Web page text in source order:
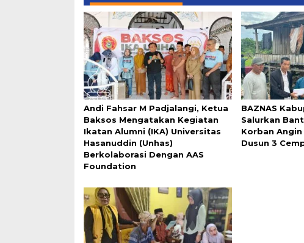
Andi Fahsar M Padjalangi, Ketua
Baksos Mengatakan Kegiatan
Ikatan Alumni (IKA) Universitas
Hasanuddin (Unhas)
Berkolaborasi Dengan AAS
Foundation
BAZNAS
Salurkan
Korban
Dusun 3